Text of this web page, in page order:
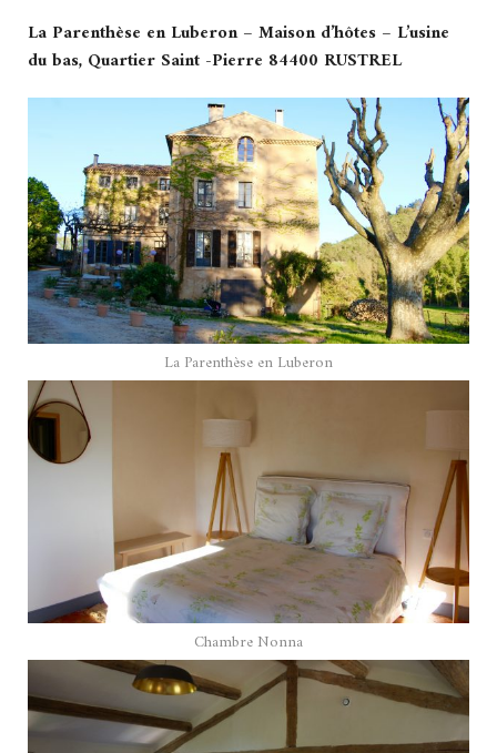
La Parenthèse en Luberon – Maison d’hôtes – L’usine
du bas, Quartier Saint -Pierre 84400 RUSTREL
La Parenthèse en Luberon
Chambre Nonna